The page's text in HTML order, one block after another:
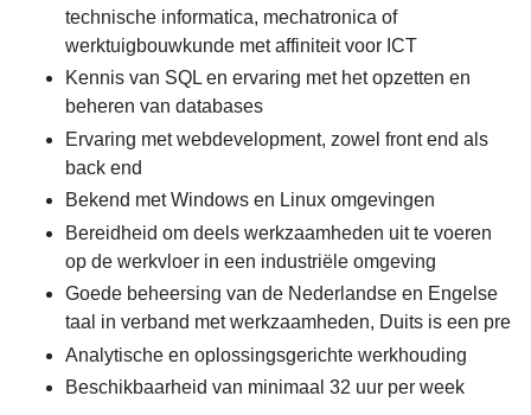
technische informatica, mechatronica of
werktuigbouwkunde met affiniteit voor ICT
Kennis van SQL en ervaring met het opzetten en
beheren van databases
Ervaring met webdevelopment, zowel front end als
back end
Bekend met Windows en Linux omgevingen
Bereidheid om deels werkzaamheden uit te voeren
op de werkvloer in een industriële omgeving
Goede beheersing van de Nederlandse en Engelse
taal in verband met werkzaamheden, Duits is een pre
Analytische en oplossingsgerichte werkhouding
Beschikbaarheid van minimaal 32 uur per week